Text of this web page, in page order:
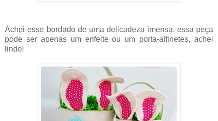
Achei esse bordado de uma delicadeza imensa, essa peça
pode ser apenas um enfeite ou um porta-alfinetes, achei
lindo!